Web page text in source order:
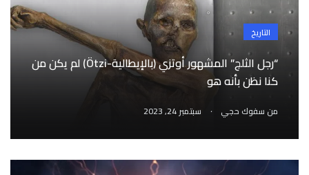
التاريخ
“رجل الثلج” المشهور أوتزي (بالإيطالية-Ötzi) لم يكن من
كنا نظن بأنه هو
من سفوك حجي . سبتمبر 24, 2023